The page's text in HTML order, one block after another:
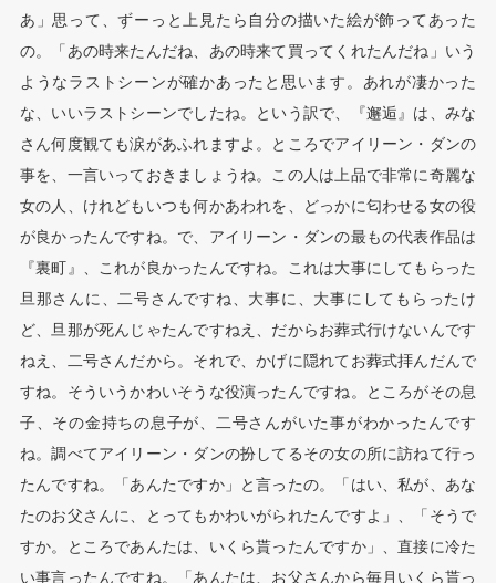
あ」思って、ずーっと上見たら自分の描いた絵が飾ってあった
の。「あの時来たんだね、あの時来て買ってくれたんだね」いう
ようなラストシーンが確かあったと思います。あれが凄かった
な、いいラストシーンでしたね。という訳で、『邂逅』は、みな
さん何度観ても涙があふれますよ。ところでアイリーン・ダンの
事を、一言いっておきましょうね。この人は上品で非常に奇麗な
女の人、けれどもいつも何かあわれを、どっかに匂わせる女の役
が良かったんですね。で、アイリーン・ダンの最もの代表作品は
『裏町』、これが良かったんですね。これは大事にしてもらった
旦那さんに、二号さんですね、大事に、大事にしてもらったけ
ど、旦那が死んじゃたんですねえ、だからお葬式行けないんです
ねえ、二号さんだから。それで、かげに隠れてお葬式拝んだんで
すね。そういうかわいそうな役演ったんですね。ところがその息
子、その金持ちの息子が、二号さんがいた事がわかったんです
ね。調べてアイリーン・ダンの扮してるその女の所に訪ねて行っ
たんですね。「あんたですか」と言ったの。「はい、私が、あな
たのお父さんに、とってもかわいがられたんですよ」、「そうで
すか。ところであんたは、いくら貰ったんですか」、直接に冷た
い事言ったんですね。「あんたは、お父さんから毎月いくら貰っ